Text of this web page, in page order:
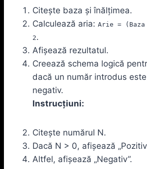
Citește baza și înălțimea.
Calculează aria: Arie =
2.
Afișează rezultatul.
Creează schema logică
dacă un număr introdus
negativ.
Instrucțiuni:
Citește numărul N.
Dacă N > 0, afișează
Altfel, afișează „Negativ”.